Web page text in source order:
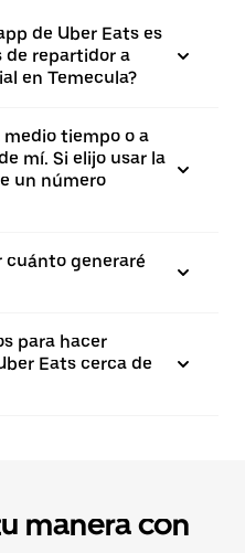
de Uber Eats es
de repartidor a
en Temecula?
tiempo o a
mí. Si elijo usar la
un número
cuánto generaré
para hacer
Eats cerca de
manera con